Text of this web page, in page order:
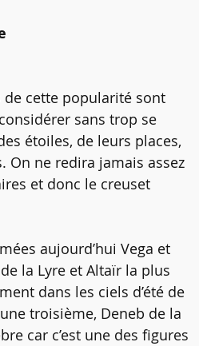
de cette popularité sont
sans trop se
étoiles, de leurs places,
On ne redira jamais assez
et donc le creuset
aujourd’hui Vega et
la Lyre et Altaïr la plus
dans les ciels d’été de
troisième, Deneb de la
car c’est une des figures